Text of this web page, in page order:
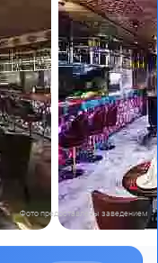
Фото предоставлены заведением